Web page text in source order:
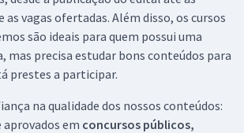
vagas ofertadas. Além disso, os cursos
são ideais para quem possui uma
mas precisa estudar bons conteúdos para
prestes a participar.
na qualidade dos nossos conteúdos:
em concursos públicos,